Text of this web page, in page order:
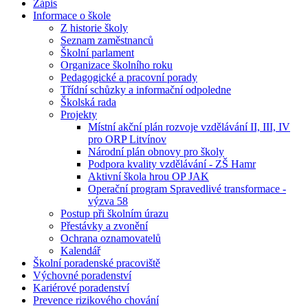
Zápis
Informace o škole
Z historie školy
Seznam zaměstnanců
Školní parlament
Organizace školního roku
Pedagogické a pracovní porady
Třídní schůzky a informační odpoledne
Školská rada
Projekty
Místní akční plán rozvoje vzdělávání II, III, IV
pro ORP Litvínov
Národní plán obnovy pro školy
Podpora kvality vzdělávání - ZŠ Hamr
Aktivní škola hrou OP JAK
Operační program Spravedlivé transformace -
výzva 58
Postup při školním úrazu
Přestávky a zvonění
Ochrana oznamovatelů
Kalendář
Školní poradenské pracoviště
Výchovné poradenství
Kariérové poradenství
Prevence rizikového chování